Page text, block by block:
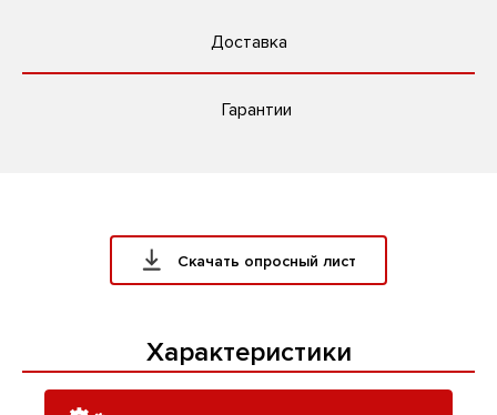
Доставка
Гарантии
Скачать опросный лист
Характеристики